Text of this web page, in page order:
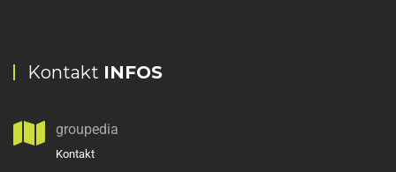
Kontakt INFOS
groupedia
Kontakt